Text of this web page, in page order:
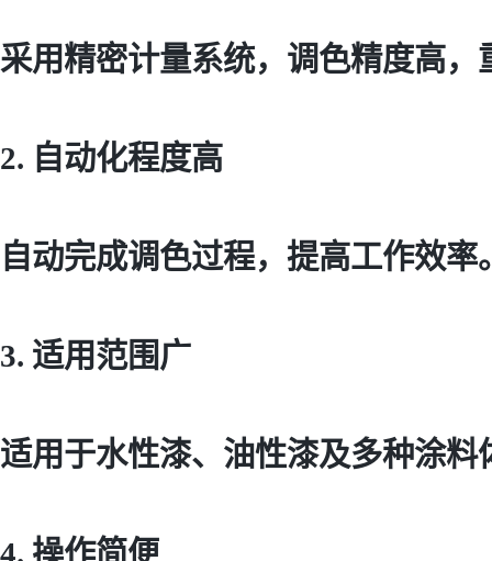
采用精密计量系统，调色精度高，
2. 自动化程度高
自动完成调色过程，提高工作效率
3. 适用范围广
适用于水性漆、油性漆及多种涂料
4. 操作简便